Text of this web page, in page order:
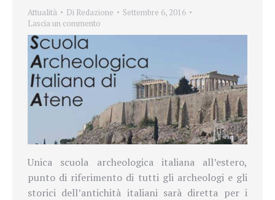
Attualità Di Redazione
Settembre 6, 2016
Lascia un commento
Unica scuola archeologica italiana all’estero,
punto di riferimento di tutti gli archeologi e gli
storici dell’antichità italianisarà diretta per i